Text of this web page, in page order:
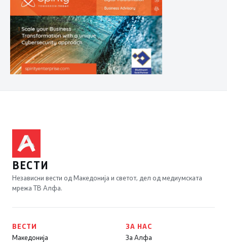
ВЕСТИ
Независни вести од Македонија и светот, дел од медиумската
мрежа ТВ Алфа.
ВЕСТИ
Македонија
ЗА НАС
За Алфа